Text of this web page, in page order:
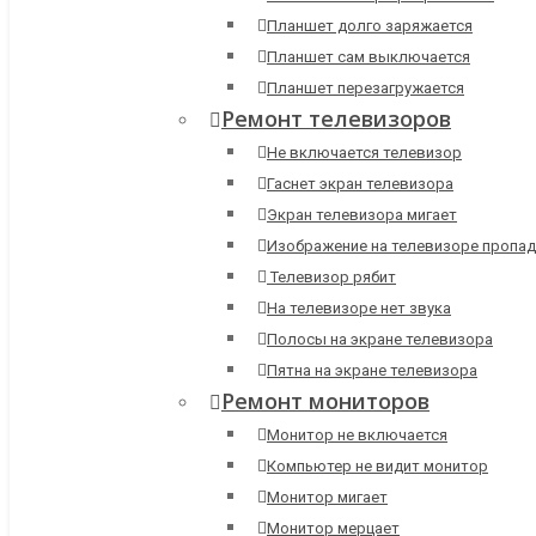
Планшет долго заряжается
Планшет сам выключается
Планшет перезагружается
Ремонт телевизоров
Не включается телевизор
Гаснет экран телевизора
Экран телевизора мигает
Изображение на телевизоре
Телевизор рябит
На телевизоре нет звука
Полосы на экране телевизора
Пятна на экране телевизора
Ремонт мониторов
Монитор не включается
Компьютер не видит монитор
Монитор мигает
Монитор мерцает